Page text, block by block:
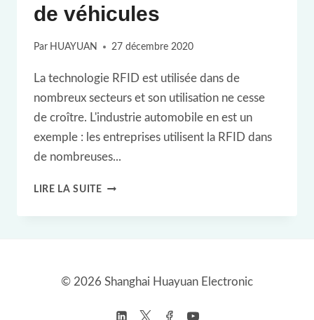
de véhicules
Par HUAYUAN 27 décembre 2020
La technologie RFID est utilisée dans de
nombreux secteurs et son utilisation ne cesse
de croître. L'industrie automobile en est un
exemple : les entreprises utilisent la RFID dans
de nombreuses...
LIRE LA SUITEÉTIQUETTE
FINITION
© 2026 Shanghai Huayuan Electronic